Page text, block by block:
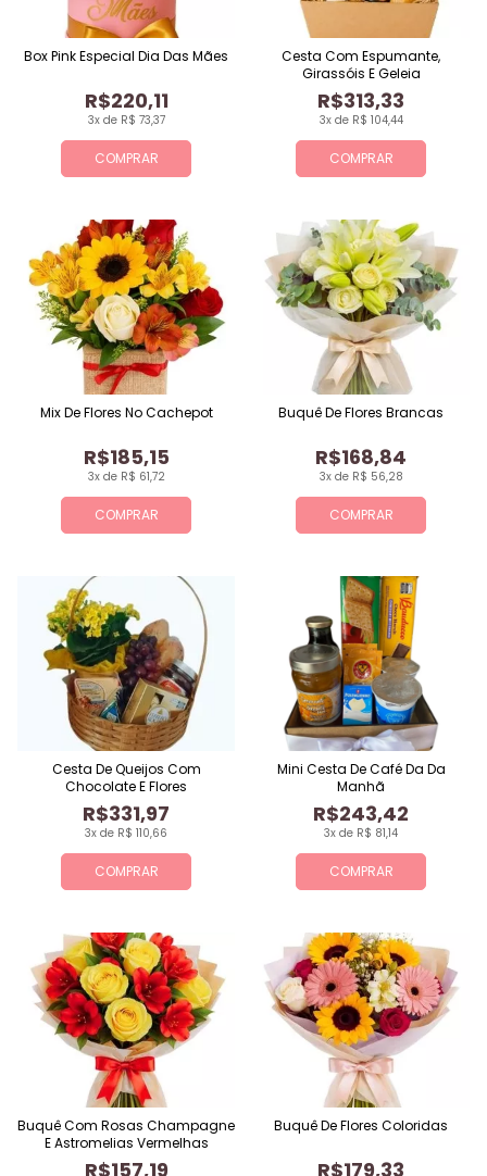
COMPRAR
3x de R$ 73,37
R$220,11
Box Pink Especial Dia Das Mães
COMPRAR
3x de R$ 104,44
R$313,33
Cesta Com Espumante,
Girassóis E Geleia
COMPRAR
3x de R$ 61,72
R$185,15
Mix De Flores No Cachepot
COMPRAR
3x de R$ 56,28
R$168,84
Buquê De Flores Brancas
COMPRAR
3x de R$ 110,66
R$331,97
Cesta De Queijos Com
Chocolate E Flores
COMPRAR
3x de R$ 81,14
R$243,42
Mini Cesta De Café Da Da
Manhã
R$157,19
Buquê Com Rosas Champagne
E Astromelias Vermelhas
R$179,33
Buquê De Flores Coloridas